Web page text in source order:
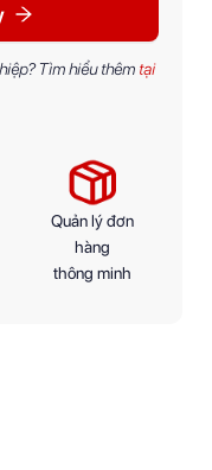
Tìm hiểu thêm tại
Quản lý đơn
hàng
thông minh